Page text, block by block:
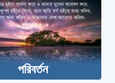
পরিবর্তন